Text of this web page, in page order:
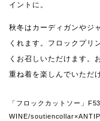
イントに。
秋冬はカーディガンやジ
くれます。フロックプリ
くお召しいただけます。
重ね着を楽しんでいただ
「フロックカットソー」
WINE/